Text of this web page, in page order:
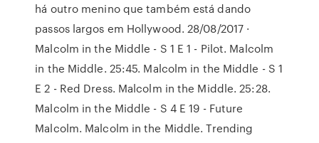
há outro menino que também está dando
passos largos em Hollywood. 28/08/2017 ·
Malcolm in the Middle - S 1 E 1 - Pilot. Malcolm
in the Middle. 25:45. Malcolm in the Middle - S 1
E 2 - Red Dress. Malcolm in the Middle. 25:28.
Malcolm in the Middle - S 4 E 19 - Future
Malcolm. Malcolm in the Middle. Trending